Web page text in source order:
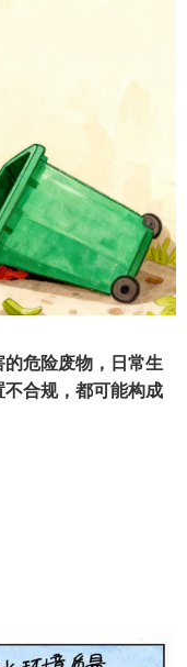
危险废物，日常生
合规，都可能构成